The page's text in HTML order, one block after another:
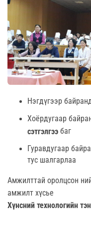
Нэгдүгээр
Хоёрдугаар
сэтгэлгээ баг
Гуравдугаар
тус шалгарлаа
Амжилттай оролцсон
амжилт хүсье
Хүнсний технологийн